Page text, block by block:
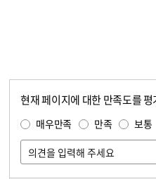
현재 페이지에 대한 만족도를
매우만족 만족 보통